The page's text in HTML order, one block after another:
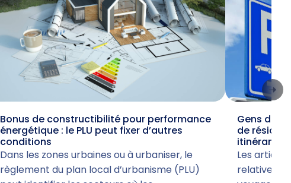
Bonus de constructibilité pour performance
énergétique : le PLU peut fixer d’autres
conditions
Dans les zones urbaines ou à urbaniser, le
règlement du plan local d’urbanisme (PLU)
Gens du
de
itinérant
Les
relative à